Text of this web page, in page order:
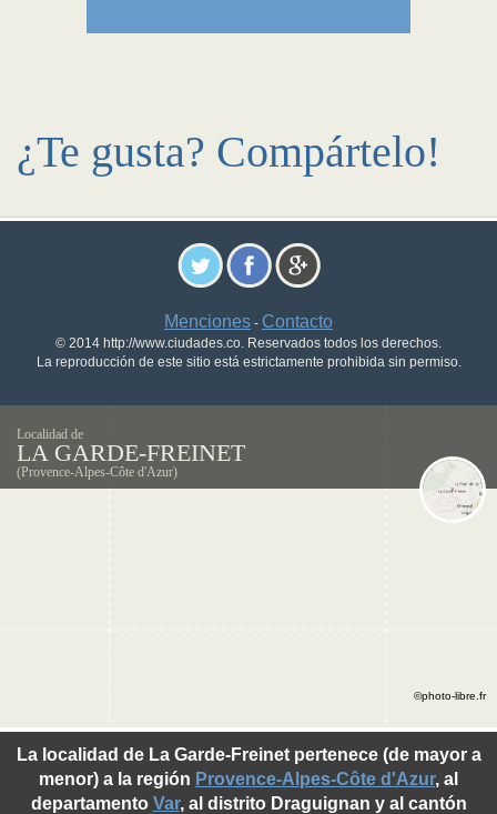
¿Te gusta? Compártelo!
Menciones - Contacto
© 2014 http://www.ciudades.co. Reservados todos los derechos.
La reproducción de este sitio está estrictamente prohibida sin permiso.
Localidad de
LA GARDE-FREINET
(Provence-Alpes-Côte d'Azur)
La localidad de La Garde-Freinet pertenece (de mayor a
menor) a la región Provence-Alpes-Côte d'Azur, al
departamento Var, al distrito Draguignan y al cantón
©photo-libre.fr